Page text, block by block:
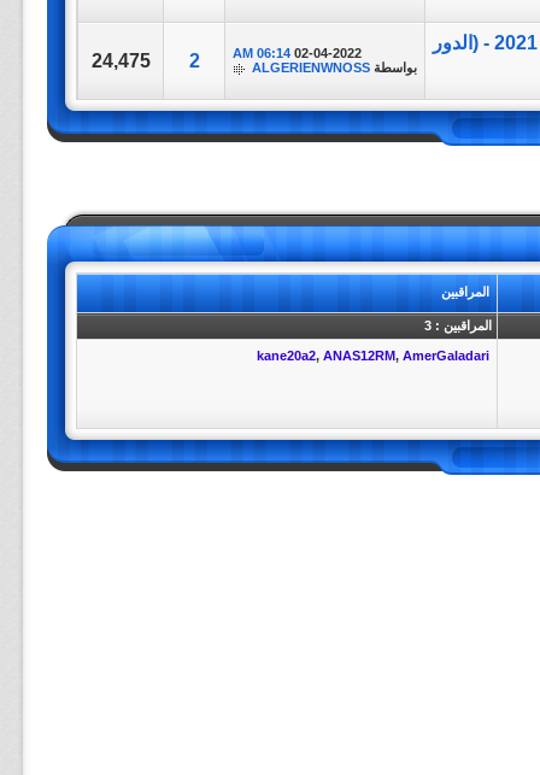
تغطية مباراة ||Al Jazira vs Pirae|| بطولة كأس العالم للأندية 2021 - (الدور 02-04-2022
06:14 AM
بواسطة ALGERIENWNOSS
2
24,475
المراقبين
المراقبين : 3
kane20a2, ANAS12RM, AmerGaladari